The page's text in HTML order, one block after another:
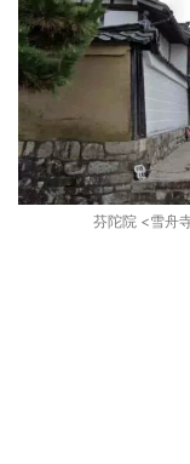
芬陀院 <雪舟